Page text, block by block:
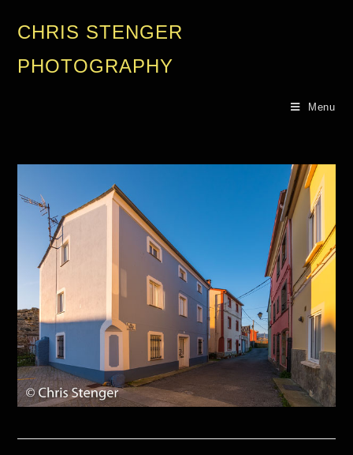
CHRIS STENGER
PHOTOGRAPHY
Menu